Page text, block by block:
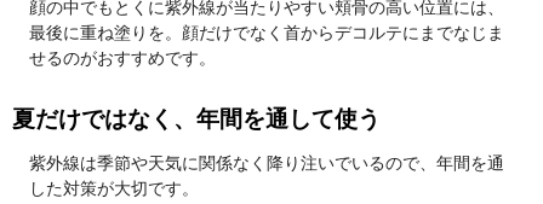
顔の中でもとくに紫外線が当たりやすい頬骨の高い位置には、
最後に重ね塗りを。顔だけでなく首からデコルテにまでなじま
せるのがおすすめです。
夏だけではなく、年間を通して使う
紫外線は季節や天気に関係なく降り注いでいるので、年間を通
した対策が大切です。